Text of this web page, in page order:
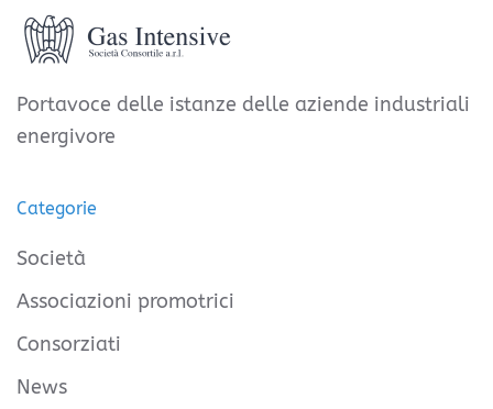
Portavoce delle istanze delle aziende industriali
energivore
Categorie
Società
Associazioni promotrici
Consorziati
News